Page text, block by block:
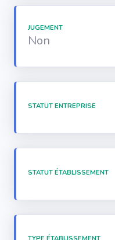
JUGEMENT
Non
STATUT ENTREPRISE
STATUT ÉTABLISSEMENT
TYPE ÉTABLISSEMENT